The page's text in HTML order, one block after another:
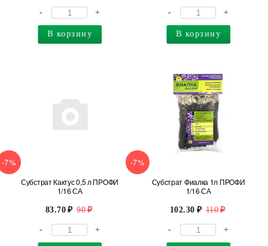
- +
В корзину
- +
В корзину
-7%
Субстрат Кактус 0,5 л ПРОФИ
1/16 СА
83.70 90
- +
-7%
Субстрат Фиалка 1л ПРОФИ
1/16 СА
102.30 110
- +